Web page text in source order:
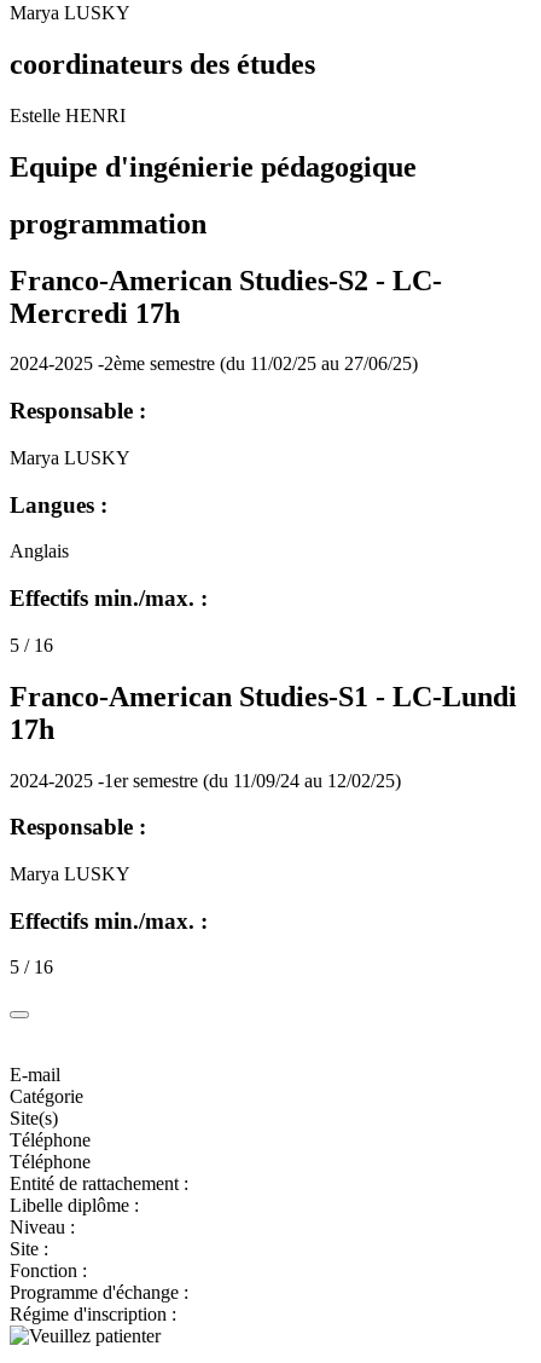
Marya LUSKY
coordinateurs des études
Estelle HENRI
Equipe d'ingénierie pédagogique
programmation
Franco-American Studies-S2 - LC-
Mercredi 17h
2024-2025 -2ème semestre (du 11/02/25 au 27/06/25)
Responsable :
Marya LUSKY
Langues :
Anglais
Effectifs min./max. :
5 / 16
Franco-American Studies-S1 - LC-Lundi
17h
2024-2025 -1er semestre (du 11/09/24 au 12/02/25)
Responsable :
Marya LUSKY
Effectifs min./max. :
5 / 16
E-mail
Catégorie
Site(s)
Téléphone
Téléphone
Entité de rattachement :
Libelle diplôme :
Niveau :
Site :
Fonction :
Programme d'échange :
Régime d'inscription :